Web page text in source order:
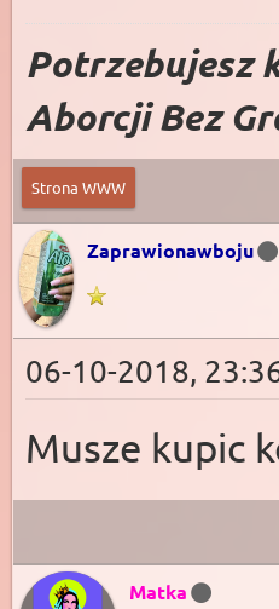
Potrzebujesz
Aborcji Bez
Strona WWW
Zaprawionawboju
06-10-2018,
Musze kupic
Matka